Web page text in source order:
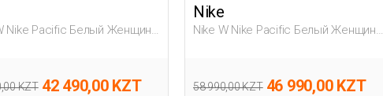
Nike Pacific Белый Женщина
KZT 42 490,00 KZT
Nike
Nike W Nike Pacific Белый Женщина
58 990,00 KZT 46 990,00 KZT